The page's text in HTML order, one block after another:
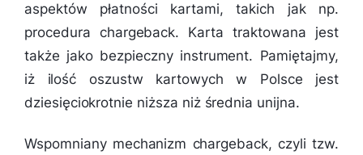
aspektów płatności kartami, takich jak np.
procedura chargeback. Karta traktowana jest
także jako bezpieczny instrument. Pamiętajmy,
iż ilość oszustw kartowych w Polsce jest
dziesięciokrotnie niższa niż średnia unijna.
Wspomniany mechanizm chargeback, czyli tzw.